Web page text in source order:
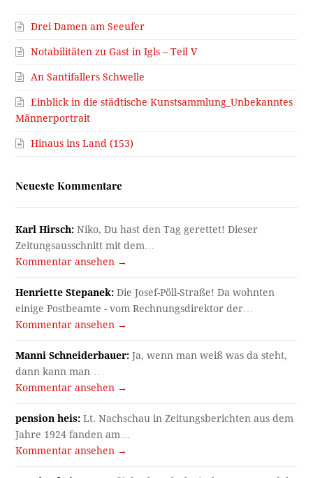
Drei Damen am Seeufer
Notabilitäten zu Gast in Igls – Teil V
An Santifallers Schwelle
Einblick in die städtische Kunstsammlung_Unbekanntes
Männerportrait
Hinaus ins Land (153)
Neueste Kommentare
Karl Hirsch: Niko, Du hast den Tag gerettet! Dieser
Zeitungsausschnitt mit dem…
Kommentar ansehen →
Henriette Stepanek: Die Josef-Pöll-Straße! Da wohnten
einige Postbeamte - vom Rechnungsdirektor der…
Kommentar ansehen →
Manni Schneiderbauer: Ja, wenn man weiß was da steht,
dann kann man…
Kommentar ansehen →
pension heis: Lt. Nachschau in Zeitungsberichten aus dem
Jahre 1924 fanden am…
Kommentar ansehen →